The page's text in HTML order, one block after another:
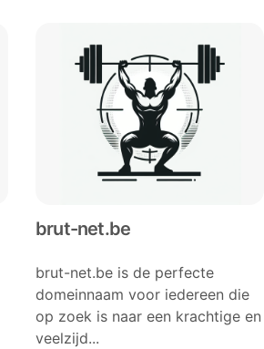
brut-net.be
brut-net.be is de perfecte
domeinnaam voor iedereen die
op zoek is naar een krachtige en
veelzijd...